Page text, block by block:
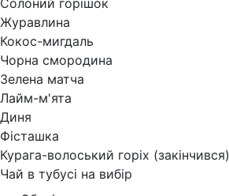
Солоний горішок
Журавлина
Кокос-мигдаль
Чорна смородина
Зелена матча
Лайм-м'ята
Диня
Фісташка
Курага-волоський горіх (закінчився)
Чай в тубусі на вибір